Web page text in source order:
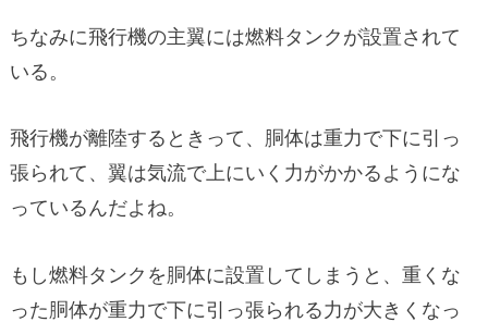
ちなみに飛行機の主翼には燃料タンクが設置されて
いる。
飛行機が離陸するときって、胴体は重力で下に引っ
張られて、翼は気流で上にいく力がかかるようにな
っているんだよね。
もし燃料タンクを胴体に設置してしまうと、重くな
った胴体が重力で下に引っ張られる力が大きくなっ